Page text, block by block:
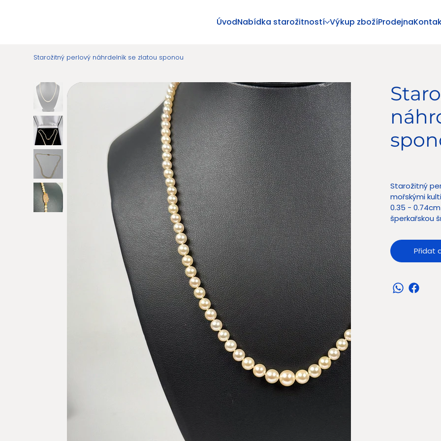
ÚvodNabídka starožitností Výkup zbožíProdejna
Starožitný perlový náhrdelník se zlatou sponou
Starožitný
mořskými
0.35 -
šperkařskou
celková
Přidat